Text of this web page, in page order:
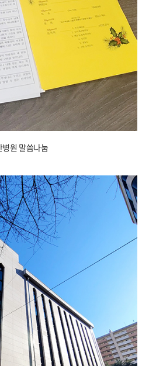
병원 말씀나눔